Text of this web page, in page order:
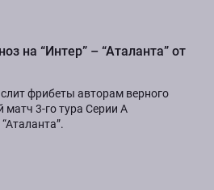
на “Интер” – “Аталанта” от
фрибеты авторам верного
матч 3-го тура Серии А